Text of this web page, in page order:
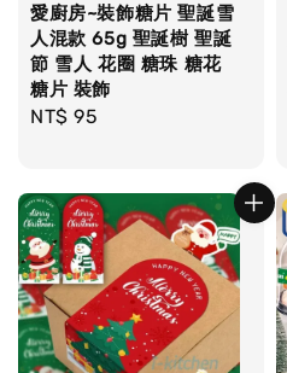
愛廚房~裝飾糖片 聖誕雪
人混款 65g 聖誕樹 聖誕
節 雪人 花圈 糖珠 糖花
糖片 裝飾
Regular
NT$ 95